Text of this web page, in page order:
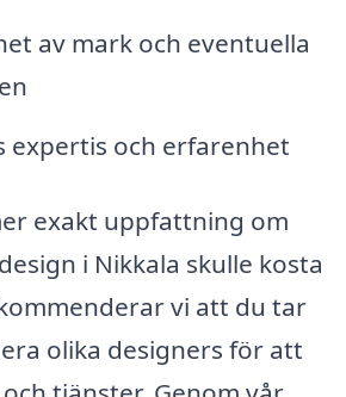
av mark och eventuella
expertis och erfarenhet
exakt uppfattning om
i Nikkala skulle kosta
vi att du tar
olika designers för att